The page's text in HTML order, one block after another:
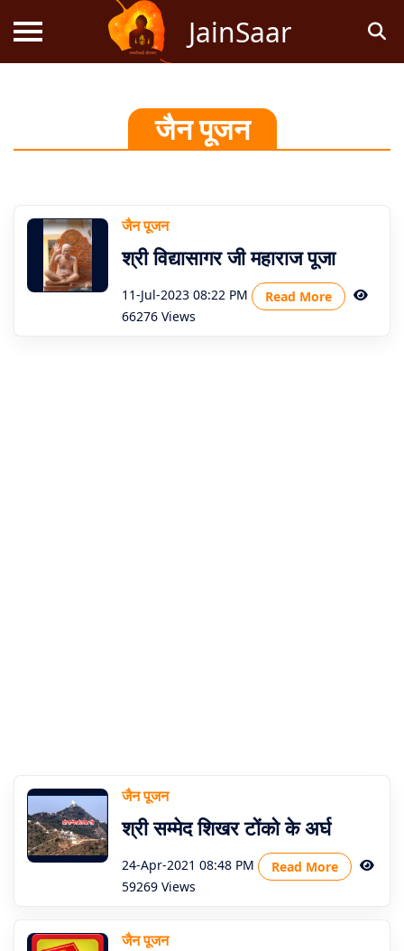
कथाएं
Parv
About
Us
JainSaar
जैन पूजन
जैन पूजन
श्री विद्यासागर जी महाराज पूजा
11-Jul-2023 08:22 PM
Read More
66276 Views
जैन पूजन
श्री सम्मेद शिखर टोंको के अर्घ
24-Apr-2021 08:48 PM
Read More
59269 Views
जैन पूजन